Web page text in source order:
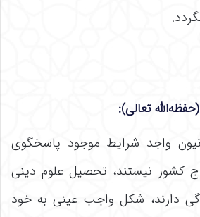
تعالی):
واجد شرایط موجود پاسخگوی
کشور نیستند، تحصیل علوم دینی
دارند، شکل واجب عینی به خود